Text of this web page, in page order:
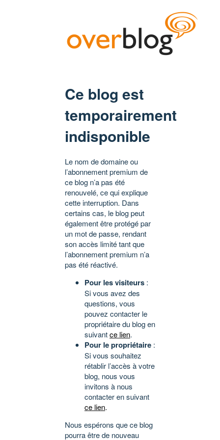
Ce blog est
temporairement
indisponible
Le nom de domaine ou
l’abonnement premium de
ce blog n’a pas été
renouvelé, ce qui explique
cette interruption. Dans
certains cas, le blog peut
également être protégé par
un mot de passe, rendant
son accès limité tant que
l’abonnement premium n’a
pas été réactivé.
Pour les visiteurs :
Si vous avez des
questions, vous
pouvez contacter le
propriétaire du blog en
suivantce lien.
Pour le propriétaire :
Si vous souhaitez
rétablir l’accès à votre
blog, nous vous
invitons à nous
contacter en suivant
ce lien.
Nous espérons que ce blog
pourra être de nouveau